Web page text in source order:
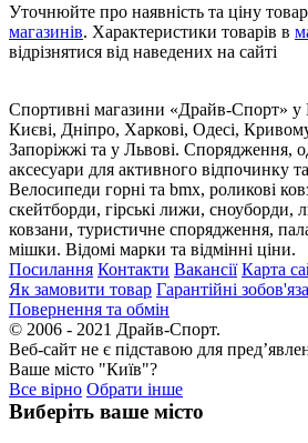
Уточнюйте про наявність та ціну
магазинів. Характеристики товарів в
відрізнятися від наведених на сайті
Спортивні магазини «Драйв-Спорт» у
Києві, Дніпро, Харкові, Одесі,
Запоріжжі та у Львові. Спорядження,
аксесуари для активного відпочинку
Велосипеди горні та bmx, роликові
скейтборди, гірські лижи, сноуборди,
ковзани, туристичне спорядження,
мішки. Відомі марки та відмінні ціни.
Посилання Контакти Вакансії Карта
Як замовити товар Гарантійні
Повернення та обмін
© 2006 - 2021 Драйв-Спорт.
Веб-сайт не є підставою для
Ваше місто "Київ"?
Все вірно Обрати інше
Виберіть ваше місто